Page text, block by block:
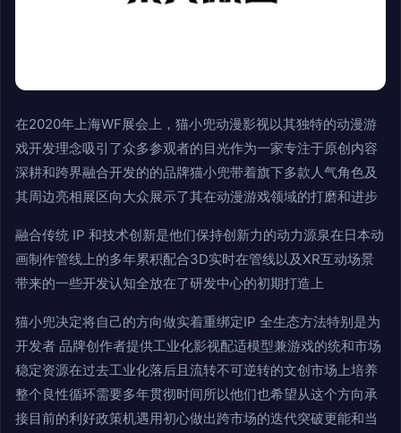
在2020年上海WF展会上，猫小兜动漫影视以其独特的动漫游
戏开发理念吸引了众多参观者的目光作为一家专注于原创内容
深耕和跨界融合开发的的品牌猫小兜带着旗下多款人气角色及
其周边亮相展区向大众展示了其在动漫游戏领域的打磨和进步
融合传统 IP 和技术创新是他们保持创新力的动力源泉在日本动
画制作管线上的多年累积配合3D实时在管线以及XR互动场景
带来的一些开发认知全放在了研发中心的初期打造上
猫小兜决定将自己的方向做实着重绑定IP 全生态方法特别是为
开发者 品牌创作者提供工业化影视配适模型兼游戏的统和市场
稳定资源在过去工业化落后且流转不可逆转的文创市场上培养
整个良性循环需要多年贯彻时间所以他们也希望从这个方向承
接目前的利好政策机遇用初心做出跨市场的迭代突破更能和当